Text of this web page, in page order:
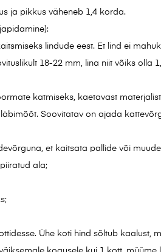
ja pikkus väheneb 1,4 korda.
lindude eest. Et lind ei
18-22 mm, lina niit võiks olla
katmiseks, kaetavast
Soovitatav on ajada
et kaitsata pallide või muude
ala;
Ühe koti hind sõltub kaalust,